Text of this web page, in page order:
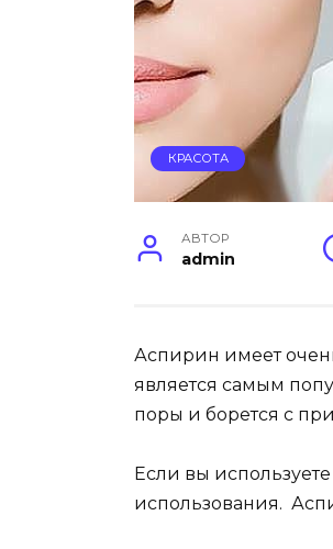
КРАСОТА
АВТОР
admin
Аспирин имеет
является самым
поры и борется с
Если вы
использования.